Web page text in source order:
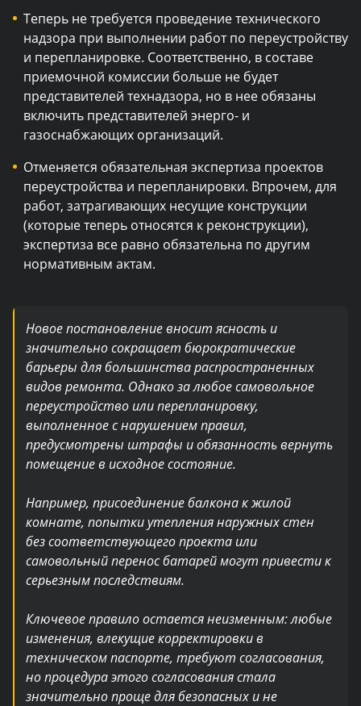
Теперь не требуется проведение технического
надзора при выполнении работ по переустройству
и перепланировке. Соответственно, в составе
приемочной комиссии больше не будет
представителей технадзора, но в нее обязаны
включить представителей энерго- и
газоснабжающих организаций.
Отменяется обязательная экспертиза проектов
переустройства и перепланировки. Впрочем, для
работ, затрагивающих несущие конструкции
(которые теперь относятся к реконструкции),
экспертиза все равно обязательна по другим
нормативным актам.
Новое постановление вносит ясность и
значительно сокращает бюрократические
барьеры для большинства распространенных
видов ремонта. Однако за любое самовольное
переустройство или перепланировку,
выполненное с нарушением правил,
предусмотрены штрафы и обязанность вернуть
помещение в исходное состояние.
Например, присоединение балкона к жилой
комнате, попытки утепления наружных стен
без соответствующего проекта или
самовольный перенос батарей могут привести к
серьезным последствиям.
Ключевое правило остается неизменным: любые
изменения, влекущие корректировки в
техническом паспорте, требуют согласования,
но процедура этого согласования стала
значительно проще для безопасных и не